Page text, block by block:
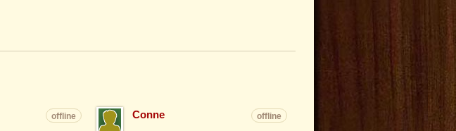
offline Conne offline